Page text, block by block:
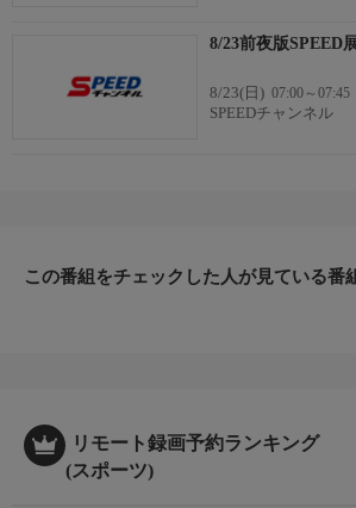
8/23前夜版SPEED
8/23(日) 07:00～07:45
SPEEDチャンネル
この番組をチェックした人が見ている番
リモート録画予約ランキング
(スポーツ)